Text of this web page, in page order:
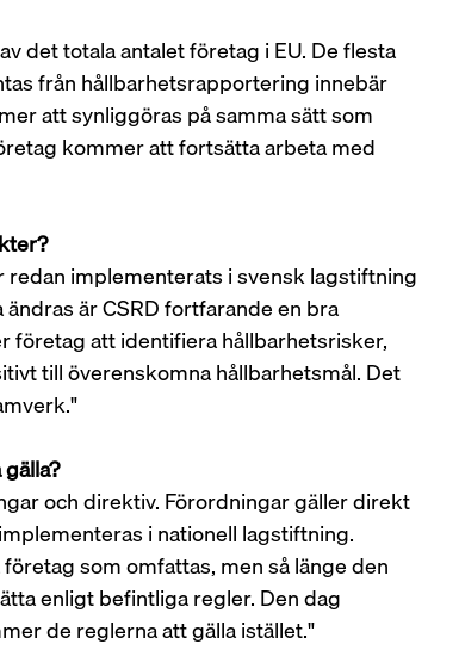
det totala antalet företag i EU. De flesta
från hållbarhetsrapportering innebär
att synliggöras på samma sätt som
kommer att fortsätta arbeta med
redan implementerats i svensk lagstiftning
är CSRD fortfarande en bra
företag att identifiera hållbarhetsrisker,
till överenskomna hållbarhetsmål. Det
och direktiv. Förordningar gäller direkt
i nationell lagstiftning.
som omfattas, men så länge den
enligt befintliga regler. Den dag
de reglerna att gälla istället."